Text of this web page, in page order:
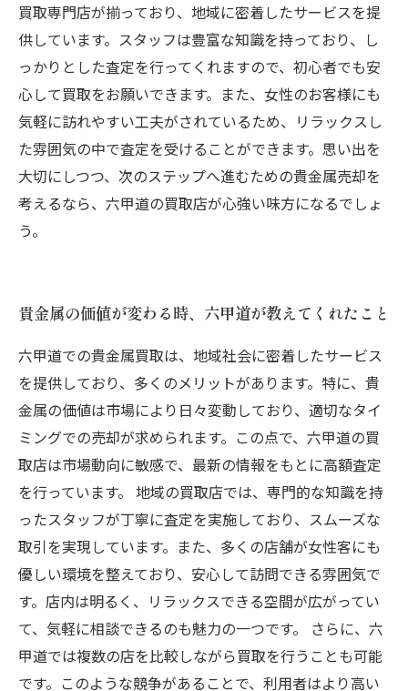
買取専門店が揃っており、地域に密着したサービスを提
供しています。スタッフは豊富な知識を持っており、し
っかりとした査定を行ってくれますので、初心者でも安
心して買取をお願いできます。また、女性のお客様にも
気軽に訪れやすい工夫がされているため、リラックスし
た雰囲気の中で査定を受けることができます。思い出を
大切にしつつ、次のステップへ進むための貴金属売却を
考えるなら、六甲道の買取店が心強い味方になるでしょ
う。
貴金属の価値が変わる時、六甲道が教えてくれたこと
六甲道での貴金属買取は、地域社会に密着したサービス
を提供しており、多くのメリットがあります。特に、貴
金属の価値は市場により日々変動しており、適切なタイ
ミングでの売却が求められます。この点で、六甲道の買
取店は市場動向に敏感で、最新の情報をもとに高額査定
を行っています。 地域の買取店では、専門的な知識を持
ったスタッフが丁寧に査定を実施しており、スムーズな
取引を実現しています。また、多くの店舗が女性客にも
優しい環境を整えており、安心して訪問できる雰囲気で
す。店内は明るく、リラックスできる空間が広がってい
て、気軽に相談できるのも魅力の一つです。 さらに、六
甲道では複数の店を比較しながら買取を行うことも可能
です。このような競争があることで、利用者はより高い